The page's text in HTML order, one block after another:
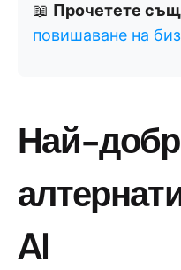
📖 Прочетете
повишаване на
Най-
AI